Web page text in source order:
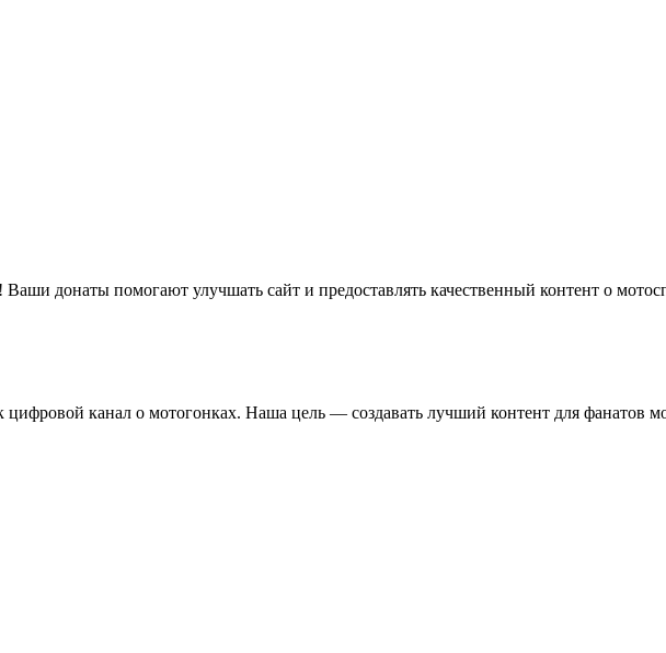
донаты помогают улучшать сайт и предоставлять качественный контент о
цифровой канал о мотогонках. Наша цель — создавать лучший контент для фанатов